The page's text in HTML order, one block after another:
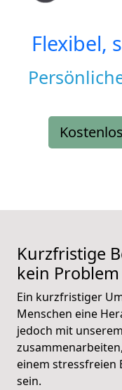
Flexibel,
Kurzfristige
kein
Ein kurzfristiger
Menschen eine
jedoch mit
einem stressfreien
sein.